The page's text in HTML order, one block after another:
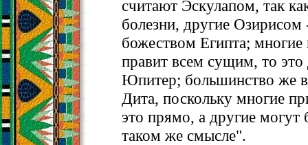
считают Эскулапом, так
болезни, другие
божеством Египта; многие
правит всем сущим, то
Юпитер; большинство же
Дита, поскольку многие
это прямо, а другие могут
таком же смысле".